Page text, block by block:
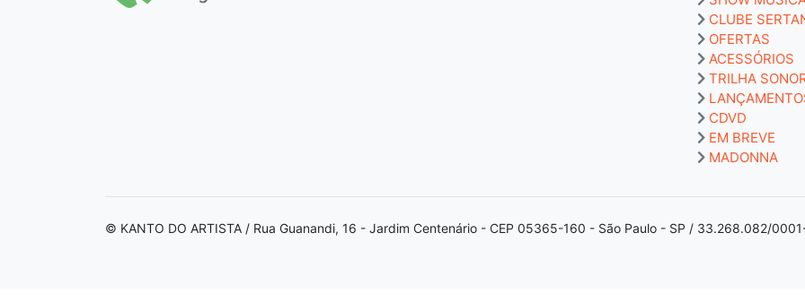
CLUBE
OFERTAS
ACESSÓRIOS
TRILHA
CDVD
EM BREVE
MADONNA
© KANTO DO ARTISTA / Rua Guanandi, 16 - Jardim Centenário - CEP 05365-160 - São Paulo - SP / 33.268.082/